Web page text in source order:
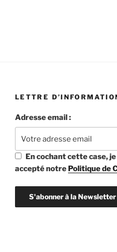
LETTRE
Adresse email :
En cochant cette case,
accepté notre Politique de